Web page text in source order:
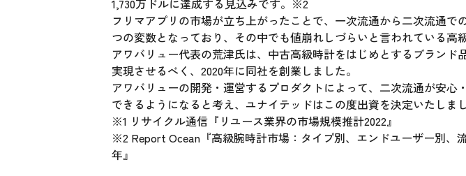
1,730万ドルに達成する見込みです。※2
フリマアプリの市場が立ち上がったことで、一次流通から二次流通
つの変数となっており、その中でも値崩れしづらいと言われている高
アワバリュー代表の荒津氏は、中古高級時計をはじめとするブラン
実現させるべく、2020年に同社を創業しました。
アワバリューの開発・運営するプロダクトによって、二次流通が安
できるようになると考え、ユナイテッドはこの度出資を決定いたしまし
※1 リサイクル通信『リユース業界の市場規模推計2022』
※2 Report Ocean『高級腕時計市場：タイプ別、エンドユーザー別、
年』